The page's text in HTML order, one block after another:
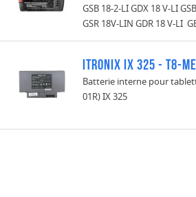
GSB 18-2-LI GDX 18 V-LI
GSR 18V-LIN GDR 18 V-LI
ITRONIX IX 325 - T8-ME
Batterie interne pour
01R) IX 325